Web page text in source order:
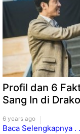
Profil dan 6
Sang In di
6 years ago
Baca Selengkapnya .